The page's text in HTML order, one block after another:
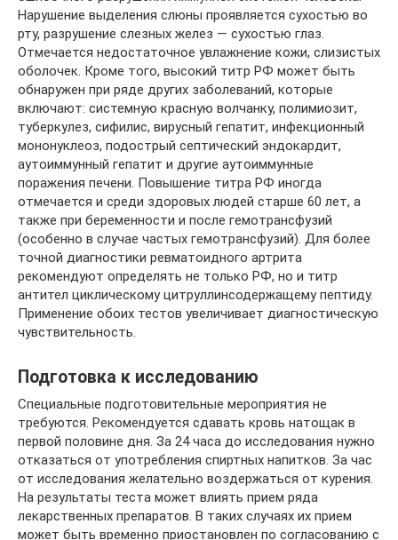
Нарушение выделения слюны проявляется сухостью во
рту, разрушение слезных желез — сухостью глаз.
Отмечается недостаточное увлажнение кожи, слизистых
оболочек. Кроме того, высокий титр РФ может быть
обнаружен при ряде других заболеваний, которые
включают: системную красную волчанку, полимиозит,
туберкулез, сифилис, вирусный гепатит, инфекционный
мононуклеоз, подострый септический эндокардит,
аутоиммунный гепатит и другие аутоиммунные
поражения печени. Повышение титра РФ иногда
отмечается и среди здоровых людей старше 60 лет, а
также при беременности и после гемотрансфузий
(особенно в случае частых гемотрансфузий). Для более
точной диагностики ревматоидного артрита
рекомендуют определять не только РФ, но и титр
антител циклическому цитруллинсодержащему пептиду.
Применение обоих тестов увеличивает диагностическую
чувствительность.
Подготовка к исследованию
Специальные подготовительные мероприятия не
требуются. Рекомендуется сдавать кровь натощак в
первой половине дня. За 24 часа до исследования нужно
отказаться от употребления спиртных напитков. За час
от исследования желательно воздержаться от курения.
На результаты теста может влиять прием ряда
лекарственных препаратов. В таких случаях их прием
может быть временно приостановлен по согласованию с